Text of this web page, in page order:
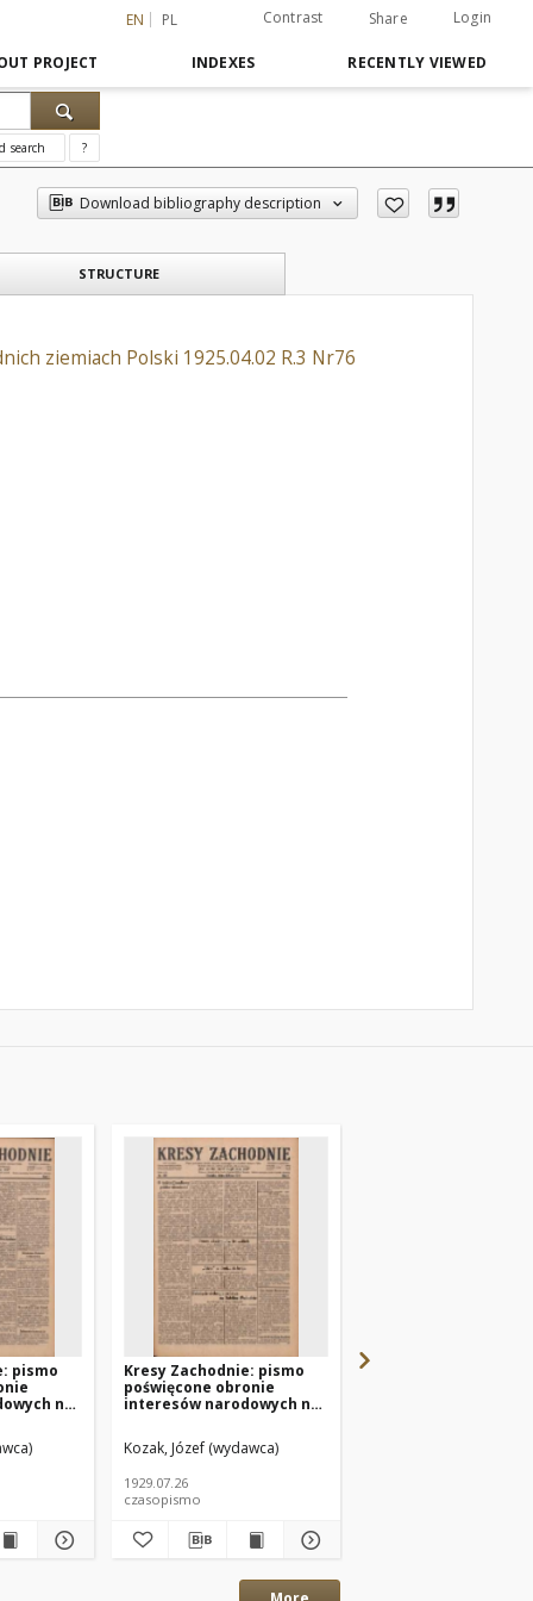
EN PL Contrast Share Login
PROJECT INDEXES RECENTLY VIEWED
search ?
Download bibliography description
STRUCTURE
ziemiach Polski 1925.04.02 R.3 Nr76
pismo
na
Nr167
Kresy Zachodnie: pismo
poświęcone obronie
interesów narodowych na
Polski 1929.07.26 R.7 Nr169
Kozak, Józef (wydawca)
1929.07.26
czasopismo